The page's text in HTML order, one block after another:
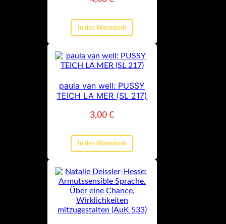
In den Warenkorb
paula van well: PUSSY
TEICH LA MER (SL 217)
3,00€
In den Warenkorb